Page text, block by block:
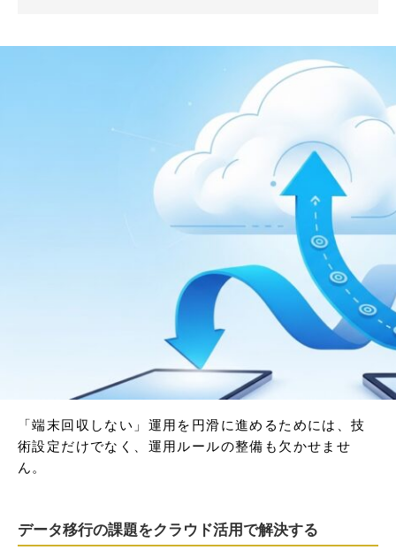
「端末回収しない」運用を円滑に進めるためには、技
術設定だけでなく、運用ルールの整備も欠かせませ
ん。
データ移行の課題をクラウド活用で解決する